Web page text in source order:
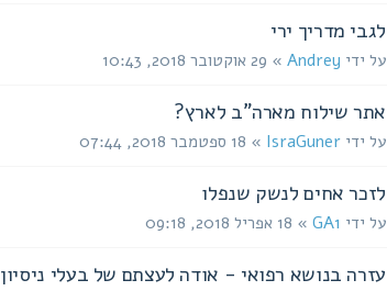
לגבי מדריך ירי
על ידי Andrey » 29 אוקטובר 2018, 10:43
אתר שילוח מארה"ב לארץ?
על ידי IsraGuner » 18 ספטמבר 2018, 07:44
לזכר אחים לנשק שנפלו
על ידי GA1 » 18 אפריל 2018, 09:18
עזרה בנושא רפואי - אודה לעצתם של בעלי ניסיון